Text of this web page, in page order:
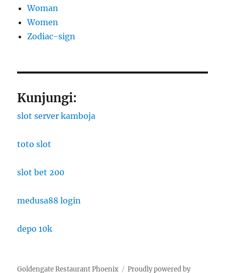
Woman
Women
Zodiac-sign
Kunjungi:
slot server kamboja
toto slot
slot bet 200
medusa88 login
depo 10k
Goldengate Restaurant Phoenix Proudly powered by